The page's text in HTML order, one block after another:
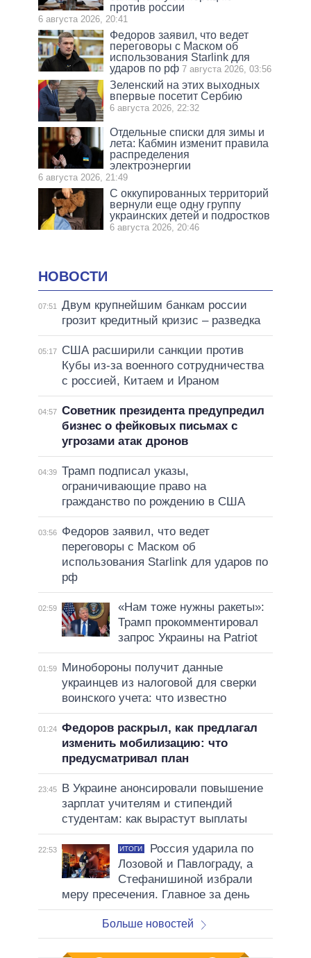
против россии
6 августа 2026, 20:41
Федоров заявил, что ведет
переговоры с Маском об
использования Starlink для
ударов по рф 7 августа 2026, 03:56
Зеленский на этих выходных
впервые посетит Сербию
6 августа 2026, 22:32
Отдельные списки для зимы и
лета: Кабмин изменит правила
распределения
электроэнергии
6 августа 2026, 21:49
С оккупированных территорий
вернули еще одну группу
украинских детей и подростков
6 августа 2026, 20:46
НОВОСТИ
07:51
Двум крупнейшим банкам россии
грозит кредитный кризис – разведка
05:17
США расширили санкции против
Кубы из-за военного сотрудничества
с россией, Китаем и Ираном
04:57 Советник президента предупредил
бизнес о фейковых письмах с
угрозами атак дронов
04:39 Трамп подписал указы,
ограничивающие право на
гражданство по рождению в США
03:56
Федоров заявил, что ведет
переговоры с Маском об
использования Starlink для ударов по
рф
02:59
«Нам тоже нужны ракеты»:
Трамп прокомментировал
запрос Украины на Patriot
01:59
Минобороны получит данные
украинцев из налоговой для сверки
воинского учета: что известно
01:24 Федоров раскрыл, как предлагал
изменить мобилизацию: что
предусматривал план
23:45
В Украине анонсировали повышение
зарплат учителям и стипендий
студентам: как вырастут выплаты
22:53 ИТОГИ
Россия ударила по
Лозовой и Павлограду, а
Стефанишиной избрали
меру пресечения. Главное за день
Больше новостей